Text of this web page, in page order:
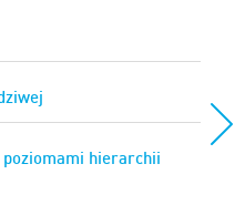
hierarchii